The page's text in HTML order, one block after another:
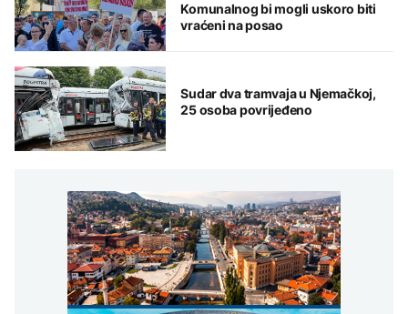
Komunalnog bi mogli uskoro biti
vraćeni na posao
Sudar dva tramvaja u Njemačkoj,
25 osoba povrijeđeno